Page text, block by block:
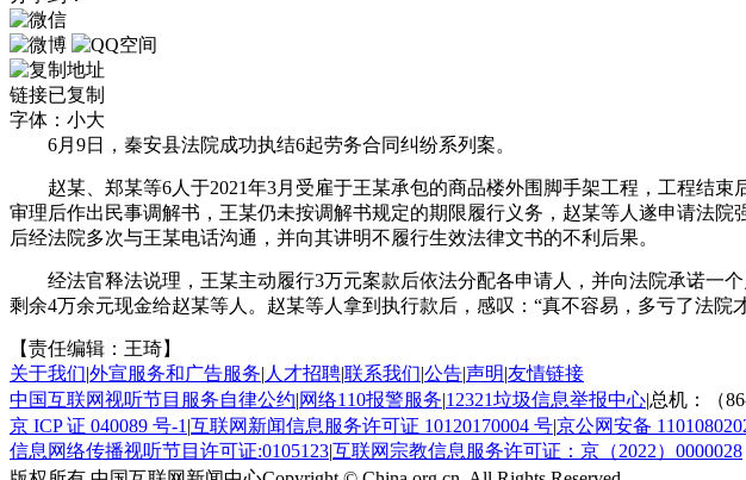
链接已复制
字体： 小大
6月9日，秦安县法院成功执结6起劳务合同纠纷系列案。
赵某、郑某等6人于2021年3月受雇于王某承包的商品楼外围脚手架工程，工程结
审理后作出民事调解书，王某仍未按调解书规定的期限履行义务，赵某等人遂申请法
后经法院多次与王某电话沟通，并向其讲明不履行生效法律文书的不利后果。
经法官释法说理，王某主动履行3万元案款后依法分配各申请人，并向法院承诺一
剩余4万余元现金给赵某等人。赵某等人拿到执行款后，感叹：“真不容易，多亏了法
【责任编辑：王琦】
关于我们|外宣服务和广告服务| 人才招聘|联系我们|公告|声明|友情链接
中国互联网视听节目服务自律公约|网络110报警服务|12321垃圾信息举报中心|总机：（
京 ICP 证 040089 号-1 |互联网新闻信息服务许可证 10120170004 号|京公网安备
信息网络传播视听节目许可证:0105123|互联网宗教信息服务许可证：京（2022）0000028